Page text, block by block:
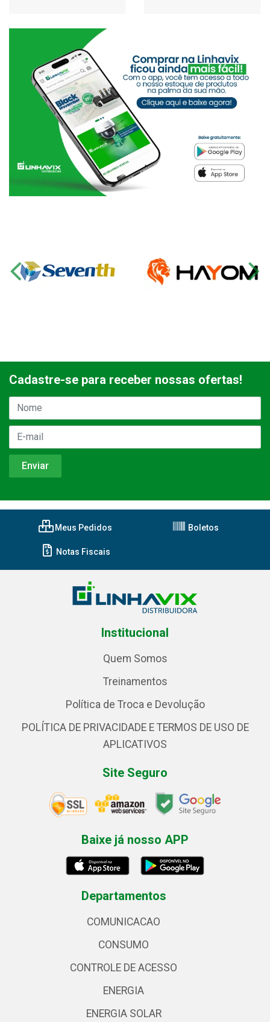
Cadastre-se para receber nossas ofertas!
Meus Pedidos Boletos
Notas Fiscais
Institucional
Quem Somos
Treinamentos
Política de Troca e Devolução
POLÍTICA DE PRIVACIDADE E TERMOS DE USO DE
APLICATIVOS
Site Seguro
Baixe já nosso APP
Departamentos
COMUNICACAO
CONSUMO
CONTROLE DE ACESSO
ENERGIA
ENERGIA SOLAR